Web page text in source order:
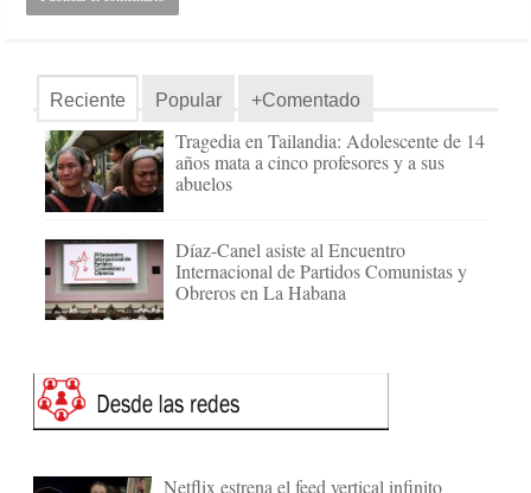
Reciente Popular +Comentado
Tragedia en Tailandia: Adolescente de 14
años mata a cinco profesores y a sus
abuelos
Díaz-Canel asiste al Encuentro
Internacional de Partidos Comunistas y
Obreros en La Habana
Netflix estrena el feed vertical infinito